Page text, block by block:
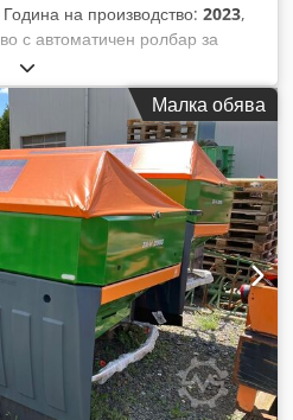
Година на производство: 2023,
с автоматичен ролбар за
част / въртящ се,
за наклон за електронна
на захранваща
за едрова система за
ZA. LED / задна ръчна
Terf
Малка обява